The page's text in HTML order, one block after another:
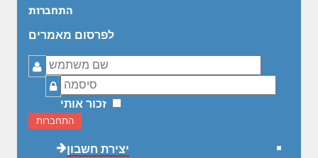
התחברות
לפרסום מאמרים
שם
משתמש
סיסמה
זכור אותי
התחברות
יצירת חשבון